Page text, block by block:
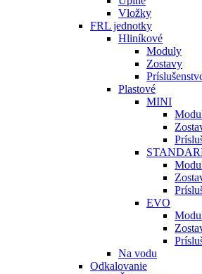
Vložky
FRL jednotky
Hliníkové
Moduly
Zostavy
Plastové
MINI
EVO
Na vodu
Odkalovanie